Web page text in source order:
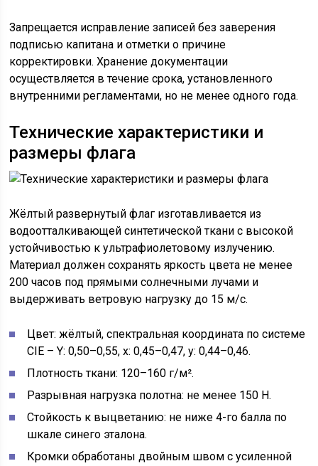
Запрещается исправление записей без заверения
подписью капитана и отметки о причине
корректировки. Хранение документации
осуществляется в течение срока, установленного
внутренними регламентами, но не менее одного года.
Технические характеристики и
размеры флага
Жёлтый развернутый флаг изготавливается из
водоотталкивающей синтетической ткани с высокой
устойчивостью к ультрафиолетовому излучению.
Материал должен сохранять яркость цвета не менее
200 часов под прямыми солнечными лучами и
выдерживать ветровую нагрузку до 15 м/с.
Цвет: жёлтый, спектральная координата по системе
CIE – Y: 0,50–0,55, x: 0,45–0,47, y: 0,44–0,46.
Плотность ткани: 120–160 г/м².
Разрывная нагрузка полотна: не менее 150 Н.
Стойкость к выцветанию: не ниже 4-го балла по
шкале синего эталона.
Кромки обработаны двойным швом с усиленной